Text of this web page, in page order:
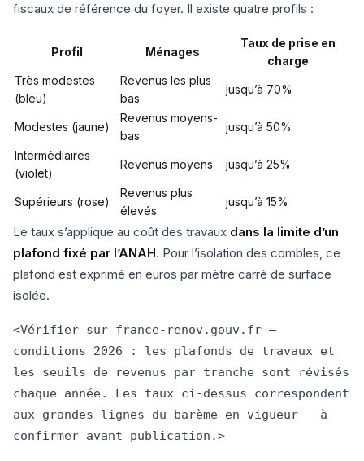
fiscaux de référence du foyer. Il existe quatre profils :
Profil Ménages
Taux de prise en
charge
Très modestes
(bleu)
Revenus les plus
bas
jusqu’à 70%
Modestes (jaune)
Revenus moyens-
bas
jusqu’à 50%
Intermédiaires
(violet)
Revenus moyens jusqu’à 25%
Supérieurs (rose)
Revenus plus
élevés
jusqu’à 15%
Le taux s’applique au coût des travaux dans la limite d’un
plafond fixé par l’ANAH. Pour l’isolation des combles, ce
plafond est exprimé en euros par mètre carré de surface
isolée.
<Vérifier sur france-renov.gouv.fr —
conditions 2026 : les plafonds de travaux et
les seuils de revenus par tranche sont révisés
chaque année. Les taux ci-dessus correspondent
aux grandes lignes du barème en vigueur — à
confirmer avant publication.>